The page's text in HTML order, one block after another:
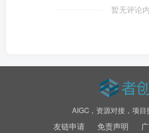
暂无评论
AIGC，资源对接，项
友链申请 免责声明